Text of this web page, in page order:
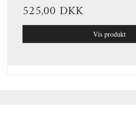
525,00 DKK
Vis produkt